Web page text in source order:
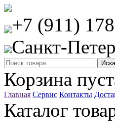
+7 (911)
Санкт-
Корзина
Главная Сервис Контакты
Каталог